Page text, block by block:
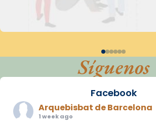
Síguenos
Facebook
Arquebisbat de Barcelona
1 week ago